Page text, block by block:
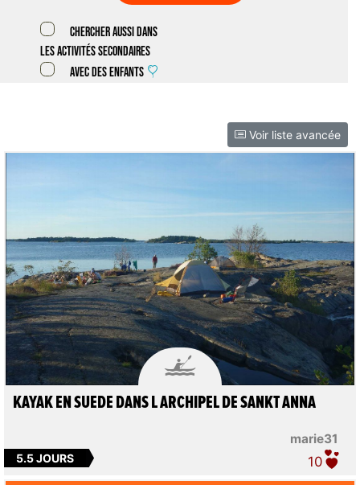
Chercher aussi dans
les activités secondaires
Avec des enfants
Voir liste avancée

marie31
KAYAK EN SUEDE DANS L ARCHIPEL DE SANKT ANNA
5.5 JOURS 10